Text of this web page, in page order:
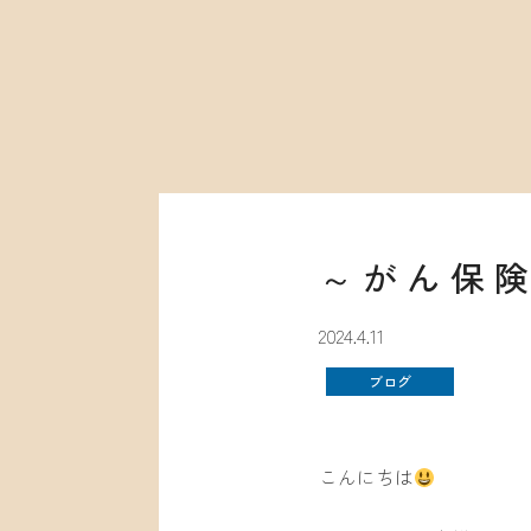
～がん保
2024.4.11
ブログ
こんにちは